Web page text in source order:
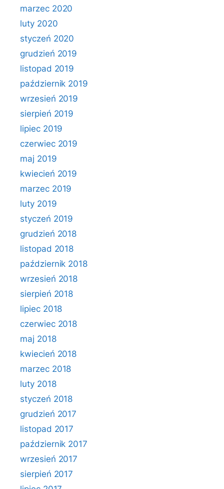
marzec 2020
luty 2020
styczeń 2020
grudzień 2019
listopad 2019
październik 2019
wrzesień 2019
sierpień 2019
lipiec 2019
czerwiec 2019
maj 2019
kwiecień 2019
marzec 2019
luty 2019
styczeń 2019
grudzień 2018
listopad 2018
październik 2018
wrzesień 2018
sierpień 2018
lipiec 2018
czerwiec 2018
maj 2018
kwiecień 2018
marzec 2018
luty 2018
styczeń 2018
grudzień 2017
listopad 2017
październik 2017
wrzesień 2017
sierpień 2017